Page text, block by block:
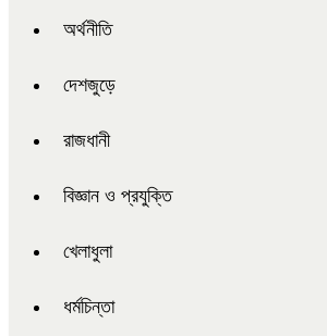
অর্থনীতি
দেশজুড়ে
রাজধানী
বিজ্ঞান ও প্রযুক্তি
খেলাধুলা
ধর্মচিন্তা